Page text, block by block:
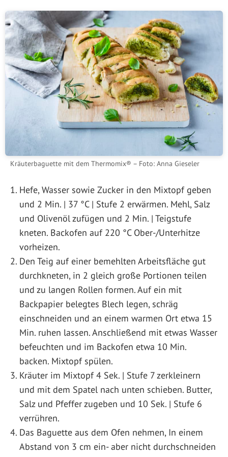
Kräuterbaguette mit dem Thermomix® – Foto: Anna Gieseler
Hefe, Wasser sowie Zucker in den Mixtopf geben
und 2 Min. | 37 °C | Stufe 2 erwärmen. Mehl, Salz
und Olivenöl zufügen und 2 Min. | Teigstufe
kneten. Backofen auf 220 °C Ober-/Unterhitze
vorheizen.
Den Teig auf einer bemehlten Arbeitsfläche gut
durchkneten, in 2 gleich große Portionen teilen
und zu langen Rollen formen. Auf ein mit
Backpapier belegtes Blech legen, schräg
einschneiden und an einem warmen Ort etwa 15
Min. ruhen lassen. Anschließend mit etwas Wasser
befeuchten und im Backofen etwa 10 Min.
backen. Mixtopf spülen.
Kräuter im Mixtopf 4 Sek. | Stufe 7 zerkleinern
und mit dem Spatel nach unten schieben. Butter,
Salz und Pfeffer zugeben und 10 Sek. | Stufe 6
verrühren.
Das Baguette aus dem Ofen nehmen, In einem
Abstand von 3 cm ein- aber nicht durchschneiden